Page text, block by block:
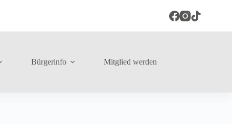
Bürgerinfo Mitglied werden